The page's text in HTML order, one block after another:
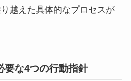
越えた具体的なプロセスが
要な4つの行動指針